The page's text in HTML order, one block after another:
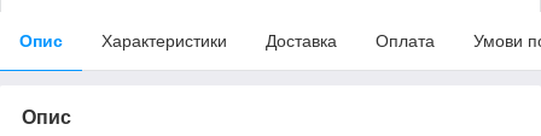
Опис Характеристики Доставка Оплата Умови
Опис